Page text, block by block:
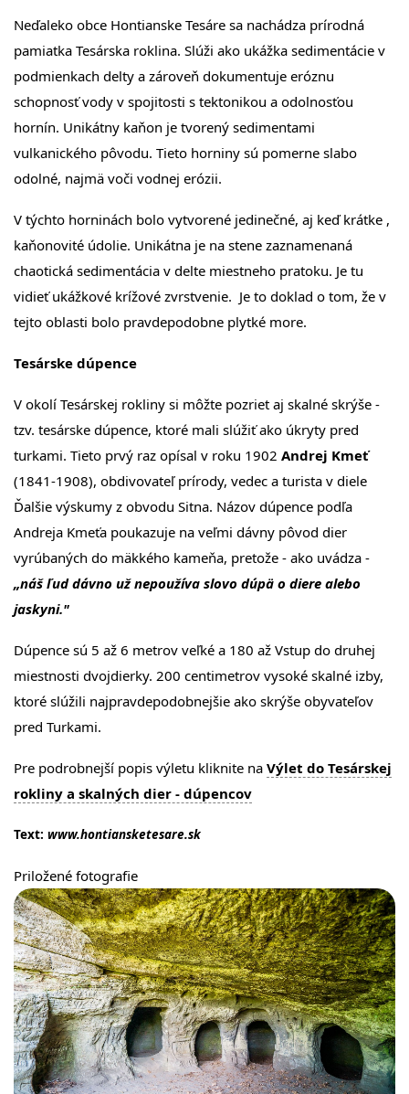
Neďaleko obce Hontianske Tesáre sa nachádza prírodná
pamiatka Tesárska roklina. Slúži ako ukážka sedimentácie v
podmienkach delty a zároveň dokumentuje eróznu
schopnosť vody v spojitosti s tektonikou a odolnosťou
hornín. Unikátny kaňon je tvorený sedimentami
vulkanického pôvodu. Tieto horniny sú pomerne slabo
odolné, najmä voči vodnej erózii.
V týchto horninách bolo vytvorené jedinečné, aj keď krátke ,
kaňonovité údolie. Unikátna je na stene zaznamenaná
chaotická sedimentácia v delte miestneho pratoku. Je tu
vidieť ukážkové krížové zvrstvenie. Je to doklad o tom, že v
tejto oblasti bolo pravdepodobne plytké more.
Tesárske dúpence
V okolí Tesárskej rokliny si môžte pozriet aj skalné skrýše -
tzv. tesárske dúpence, ktoré mali slúžiť ako úkryty pred
turkami. Tieto prvý raz opísal v roku 1902 Andrej Kmeť
(1841-1908), obdivovateľ prírody, vedec a turista v diele
Ďalšie výsku­my z obvodu Sitna. Názov dúpence podľa
Andreja Kmeťa poukazuje na veľmi dávny pôvod dier
vyrúbaných do mäkkého kameňa, pretože - ako uvádza -
„náš ľud dávno už nepoužíva slovo dúpä o diere alebo
jaskyni."
Dúpence sú 5 až 6 metrov veľké a 180 až Vstup do druhej
miestnosti dvojdierky. 200 centimetrov vysoké skalné izby,
ktoré slúžili najpravdepodobnejšie ako skrýše obyvateľov
pred Turkami.
Pre podrobnejší popis výletu kliknite na Výlet do Tesárskej
rokliny a skalných dier - dúpencov
Text: www.hontiansketesare.sk
Priložené fotografie